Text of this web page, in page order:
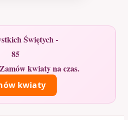
Świętych -
85
kwiaty na czas.
kwiaty